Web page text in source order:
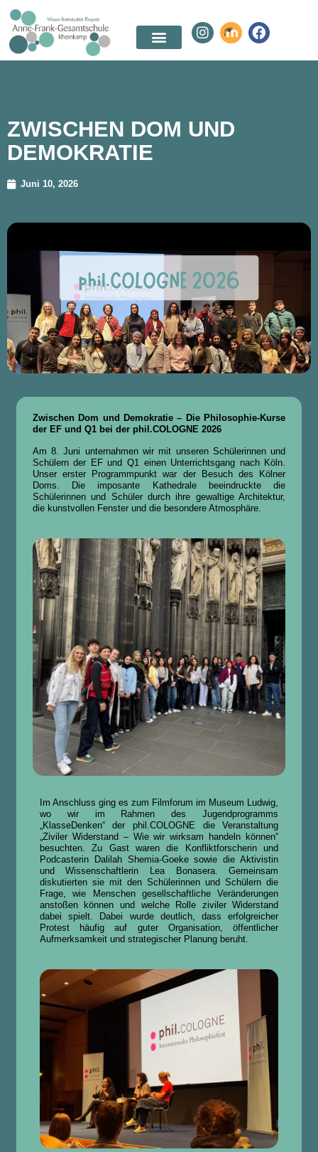
ZWISCHEN DOM UND
DEMOKRATIE
Juni 10, 2026
Zwischen Dom und Demokratie – Die Philosophie-Kurse
der EF und Q1 bei der phil.COLOGNE 2026
Am 8. Juni unternahmen wir mit unseren Schülerinnen und
Schülern der EF und Q1 einen Unterrichtsgang nach Köln.
Unser erster Programmpunkt war der Besuch des Kölner
Doms. Die imposante Kathedrale beeindruckte die
Schülerinnen und Schüler durch ihre gewaltige Architektur,
die kunstvollen Fenster und die besondere Atmosphäre.
Im Anschluss ging es zum Filmforum im Museum Ludwig,
wo wir im Rahmen des Jugendprogramms
„KlasseDenken“ der phil.COLOGNE die Veranstaltung
„Ziviler Widerstand – Wie wir wirksam handeln können“
besuchten. Zu Gast waren die Konfliktforscherin und
Podcasterin Dalilah Shemia-Goeke sowie die Aktivistin
und Wissenschaftlerin Lea Bonasera. Gemeinsam
diskutierten sie mit den Schülerinnen und Schülern die
Frage, wie Menschen gesellschaftliche Veränderungen
anstoßen können und welche Rolle ziviler Widerstand
dabei spielt. Dabei wurde deutlich, dass erfolgreicher
Protest häufig auf guter Organisation, öffentlicher
Aufmerksamkeit und strategischer Planung beruht.